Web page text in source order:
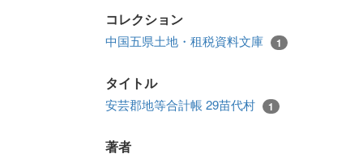
コレクション
中国五県土地・租税資料文庫 1
タイトル
安芸郡地等合計帳 29苗代村 1
著者